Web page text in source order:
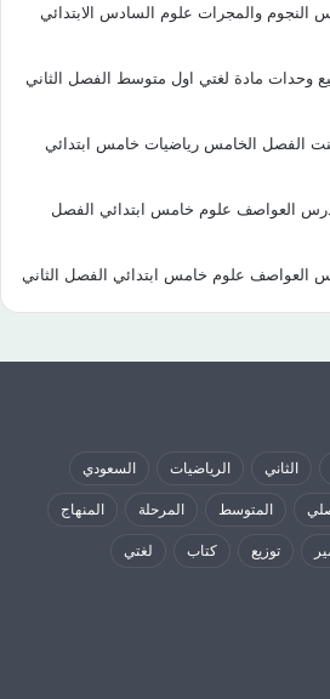
النجوم والمجرات علوم السادس الابتدائي
وحدات مادة لغتي اول متوسط الفصل الثاني
الفصل الخامس رياضيات خامس ابتدائي
العواصف علوم خامس ابتدائي الفصل
العواصف علوم خامس ابتدائي الفصل الثاني
الثاني الرياضيات السعودي
المتوسط المرحلة المنهاج
توزيع كتاب لغتي